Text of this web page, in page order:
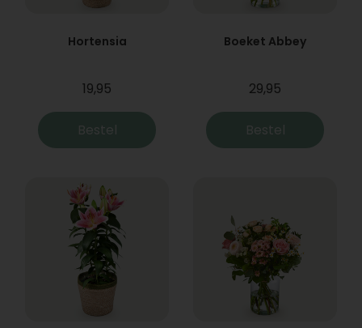
Hortensia
19,95
Bestel
Boeket Abbey
29,95
Bestel